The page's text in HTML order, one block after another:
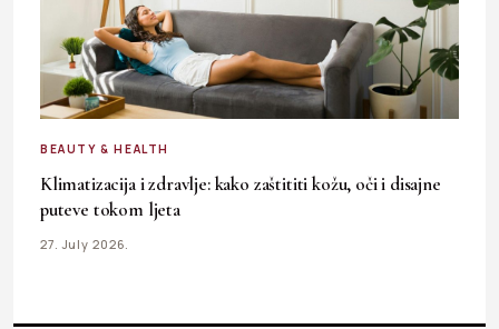
BEAUTY & HEALTH
Klimatizacija i zdravlje: kako zaštititi kožu, oči i disajne
puteve tokom ljeta
27. July 2026.